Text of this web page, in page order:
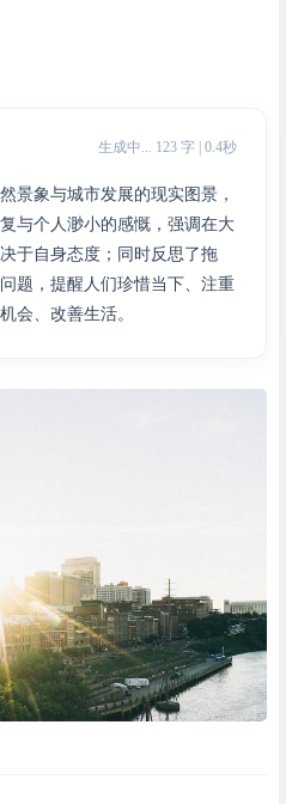
生成中... 123 字 | 0.4秒
景象与城市发展的现实图景，
与个人渺小的感慨，强调在大
于自身态度；同时反思了拖
题，提醒人们珍惜当下、注重
会、改善生活。